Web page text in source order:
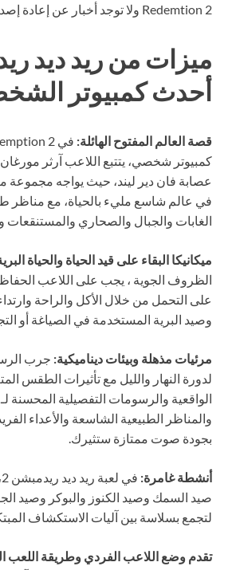
Redemtion 2 ولا توجد أخبار عن إعادة إصدارها.
أحدث كمبيوتر
قصة العالم المفتوح الهائلة:
كمبيوتر شخصي، يتتبع اللاعب آرثر
عصابة فان دير ليند، حيث يواجه مجموعة
في عالم شاسع مليء بالحياة، مع مناظر
الغابات والجبال والصحاري والمستنقعات
ميكانيكا البقاء على قيد الحياة والحياة
الظروف الجوية ، يجب على اللاعب
على التحمل من خلال الأكل والراحة
وصيد البرية المستخدمة في الصياغة أو
مرئيات مذهلة وبيئات ديناميكية: جرب
لدورة النهار والليل مع تأثيرات الطقس
والمناظر الطبيعية الشاسعة والأعداء
بجودة صوت ممتازة ستثيرك.
أنشطة غامرة:
صيد السمك وصيد الكنوز والبوكر وصيد
لتجمع بسلاسة بين آليات الاستكشاف
تقدم وضع اللاعب الفردي وطريقة اللعب